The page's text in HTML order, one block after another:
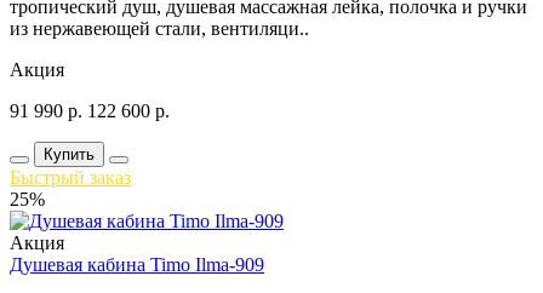
тропический душ, душевая массажная лейка, полочка и ручки
из нержавеющей стали, вентиляци..
Акция
91 990 р. 122 600 р.
Купить
Быстрый заказ
25%
Акция
Душевая кабина Timo Ilma-909